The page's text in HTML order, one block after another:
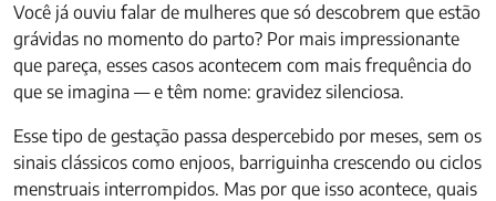
Você já ouviu falar de mulheres que só descobrem que estão
grávidas no momento do parto? Por mais impressionante
que pareça, esses casos acontecem com mais frequência do
que se imagina — e têm nome: gravidez silenciosa.
Esse tipo de gestação passa despercebido por meses, sem os
sinais clássicos como enjoos, barriguinha crescendo ou ciclos
menstruais interrompidos. Mas por que isso acontece, quais